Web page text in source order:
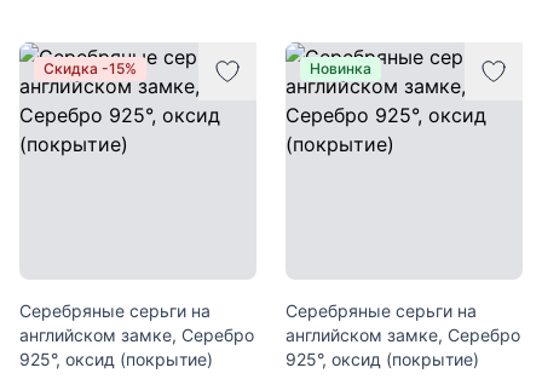
Скидка -15%
Серебряные серьги на
английском замке, Серебро
925°, оксид (покрытие)
Новинка
Серебряные серьги на
английском замке, Серебро
925°, оксид (покрытие)